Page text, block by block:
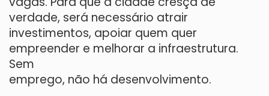
verdade, será necessário atrair
investimentos, apoiar quem quer
empreender e melhorar a infraestrutura.
Sem
emprego, não há desenvolvimento.